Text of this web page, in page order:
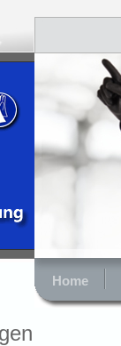
Home